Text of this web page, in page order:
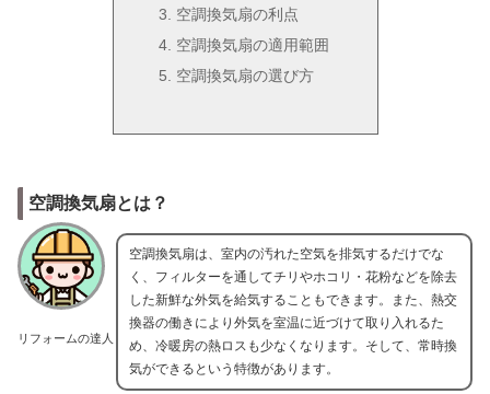
空調換気扇の利点
空調換気扇の適用範囲
空調換気扇の選び方
空調換気扇とは？
リフォームの達人
空調換気扇は、室内の汚れた空気を排気するだけでな
く、フィルターを通してチリやホコリ・花粉などを除去
した新鮮な外気を給気することもできます。また、熱交
換器の働きにより外気を室温に近づけて取り入れるた
め、冷暖房の熱ロスも少なくなります。そして、常時換
気ができるという特徴があります。